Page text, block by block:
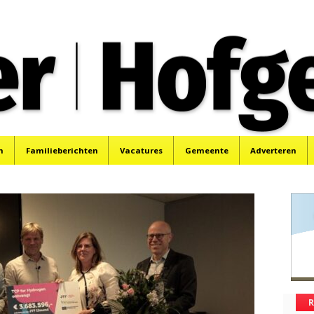
Familieberichten Vacatures Gemeente Adverteren